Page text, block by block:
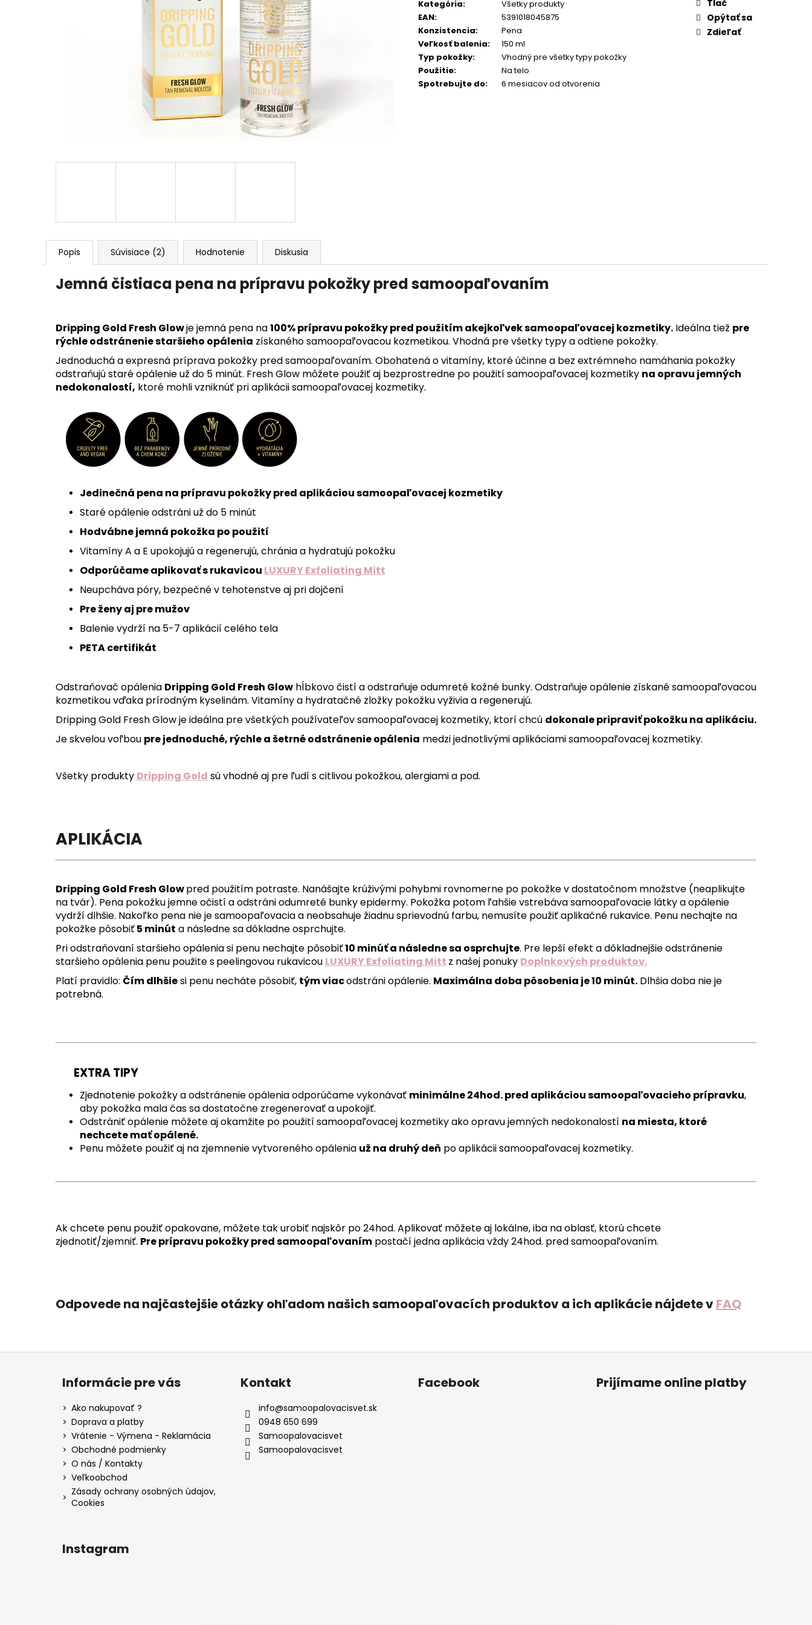
Kategória:
Všetky produkty
EAN:
5391018045875
Konzistencia:
Pena
Veľkosť balenia:
150 ml
Typ pokožky:
Vhodný pre všetky typy pokožky
Použitie:
Na telo
Spotrebujte do: 6 mesiacov od otvorenia
Tlač
Opýtať sa
Zdieľať
Popis Súvisiace (2) Hodnotenie Diskusia
Jemná čistiaca pena na prípravu pokožky pred samoopaľovaním
Dripping Gold Fresh Glowje jemná pena na100%prípravu pokožky pred použitím akejkoľvek samoopaľovacej kozmetiky. Ideálna tiež pre
rýchle odstránenie staršieho opálenia získaného samoopaľovacou kozmetikou. Vhodná pre všetky typy a odtiene pokožky.
Jednoduchá a expresná príprava pokožky pred samoopaľovaním. Obohatená o vitamíny, ktoré účinne a bez extrémneho namáhania pokožky
odstraňujú staré opálenie už do 5 minút. Fresh Glow môžete použiť aj bezprostredne po použití samoopaľovacej kozmetiky na opravu jemných
nedokonalostí, ktoré mohli vzniknúť pri aplikácii samoopaľovacej kozmetiky.
Jedinečná pena na prípravu pokožky pred aplikáciou samoopaľovacej kozmetiky
Staré opálenie odstráni už do 5 minút
Hodvábne jemná pokožka po použití
Vitamíny A a E upokojujú a regenerujú, chránia a hydratujú pokožku
Odporúčame aplikovať s rukavicou LUXURY Exfoliating Mitt
Neupcháva póry, bezpečné v tehotenstve aj pri dojčení
Pre ženy aj pre mužov
Balenie vydrží na 5-7 aplikácií celého tela
PETA certifikát
Odstraňovač opálenia Dripping Gold Fresh Glow hĺbkovo čistí a odstraňuje odumreté kožné bunky. Odstraňuje opálenie získané samoopaľovacou
kozmetikou vďaka prírodným kyselinám. Vitamíny a hydratačné zložky pokožku vyživia a regenerujú.
Dripping Gold Fresh Glow je ideálna pre všetkých používateľov samoopaľovacej kozmetiky, ktorí chcú dokonale pripraviť pokožku na aplikáciu.
Je skvelou voľbou pre jednoduché, rýchle a šetrné odstránenie opálenia medzi jednotlivými aplikáciami samoopaľovacej kozmetiky.
Všetky produkty Dripping Gold sú vhodné aj pre ľudí s citlivou pokožkou, alergiami a pod.
APLIKÁCIA
Dripping Gold Fresh Glowpred použitím potraste. Nanášajte krúživými pohybmi rovnomerne po pokožke v dostatočnom množstve (neaplikujte
na tvár). Pena pokožku jemne očistí a odstráni odumreté bunky epidermy. Pokožka potom ľahšie vstrebáva samoopaľovacie látky a opálenie
vydrží dlhšie. Nakoľko pena nie je samoopaľovacia a neobsahuje žiadnu sprievodnú farbu, nemusíte použiť aplikačné rukavice. Penu nechajte na
pokožke pôsobiť5 minút a následne sa dôkladne osprchujte.
Pri odstraňovaní staršieho opálenia si penu nechajte pôsobiť10 minúť a následne sa osprchujte. Pre lepší efekt a dôkladnejšie odstránenie
staršieho opálenia penu použite speelingovou rukavicou LUXURY Exfoliating Mitt z našej ponuky Doplnkových produktov.
Platí pravidlo: Čím dlhšiesi penu necháte pôsobiť, tým viacodstráni opálenie. Maximálna doba pôsobenia je 10 minút. Dlhšia doba nie je
potrebná.
EXTRA TIPY
Zjednotenie pokožky a odstránenie opálenia odporúčame vykonávať minimálne 24hod. pred aplikáciou samoopaľovacieho prípravku,
aby pokožka mala čas sa dostatočne zregenerovať a upokojiť.
Odstrániť opálenie môžete aj okamžite po použití samoopaľovacej kozmetiky ako opravu jemných nedokonalostí na miesta, ktoré
nechcete mať opálené.
Penu môžete použiť aj na zjemnenie vytvoreného opálenia už na druhý deň po aplikácii samoopaľovacej kozmetiky.
Ak chcete penu použiť opakovane, môžete tak urobiť najskôr po 24hod. Aplikovať môžete aj lokálne, iba na oblasť, ktorú chcete
zjednotiť/zjemniť. Pre prípravu pokožky pred samoopaľovaním postačí jedna aplikácia vždy 24hod. pred samoopaľovaním.
Odpovede na najčastejšie otázky ohľadom našich samoopaľovacích produktov a ich aplikácie nájdete vFAQ
Z
Informácie pre vás
Ako nakupovať ?
Doprava a platby
Vrátenie - Výmena - Reklamácia
Obchodné podmienky
O nás / Kontakty
Veľkoobchod
Zásady ochrany osobných údajov,
Cookies
Kontakt
info@samoopalovacisvet.sk
0948 650 699
Samoopalovacisvet
Samoopalovacisvet
Facebook Prijímame online platby
Instagram